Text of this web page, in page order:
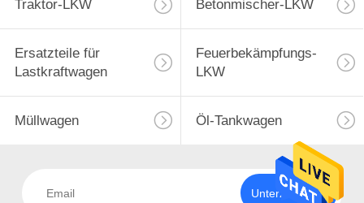
Traktor-LKW Betonmischer-LKW
Ersatzteile für
Lastkraftwagen
Feuerbekämpfungs-
LKW
Müllwagen Öl-Tankwagen
Unterzeichnen